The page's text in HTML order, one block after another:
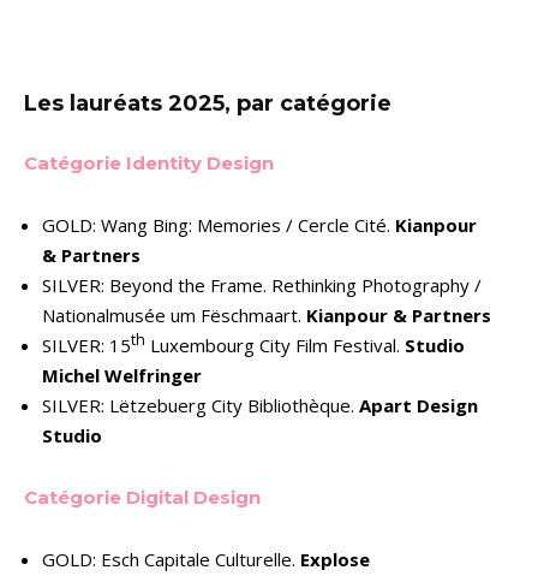
Les lauréats 2025, par catégorie
Catégorie Identity Design
GOLD: Wang Bing: Memories / Cercle Cité. Kianpour
& Partners
SILVER: Beyond the Frame. Rethinking Photography /
Nationalmusée um Fëschmaart. Kianpour & Partners
SILVER: 15th Luxembourg City Film Festival. Studio
Michel Welfringer
SILVER: Lëtzebuerg City Bibliothèque. Apart Design
Studio
Catégorie Digital Design
GOLD: Esch Capitale Culturelle. Explose